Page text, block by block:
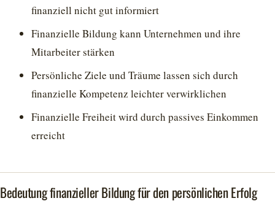
finanziell nicht gut informiert
Finanzielle Bildung kann Unternehmen und ihre
Mitarbeiter stärken
Persönliche Ziele und Träume lassen sich durch
finanzielle Kompetenz leichter verwirklichen
Finanzielle Freiheit wird durch passives Einkommen
erreicht
Bedeutung finanzieller Bildung für den persönlichen Erfolg